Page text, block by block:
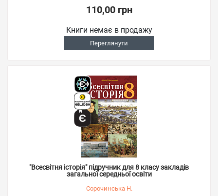
110,00 грн
Книги немає в продажу
Переглянути
"Всесвітня історія" підручник для 8 класу закладів
загальної середньої освіти
Сорочинська Н.